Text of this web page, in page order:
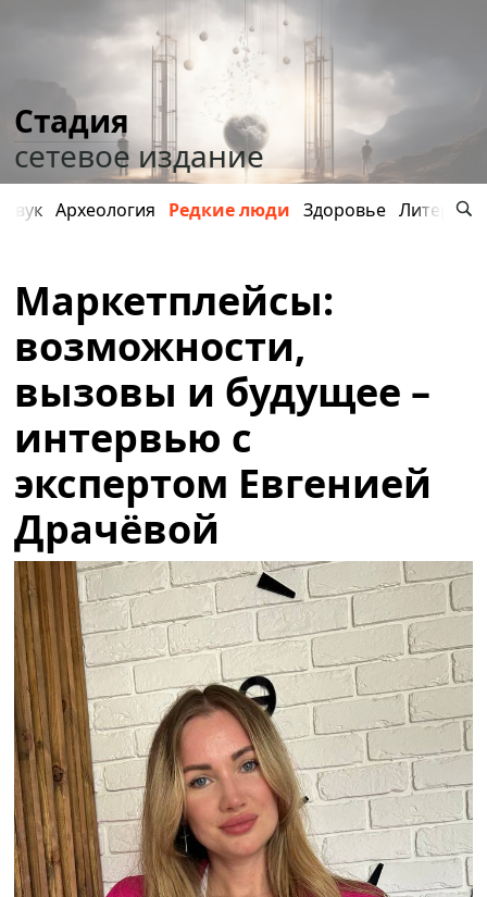
Стадия
сетевое издание
Звук Археология Редкие люди Здоровье
Маркетплейсы:
возможности,
вызовы и будущее –
интервью с
экспертом Евгенией
Драчёвой